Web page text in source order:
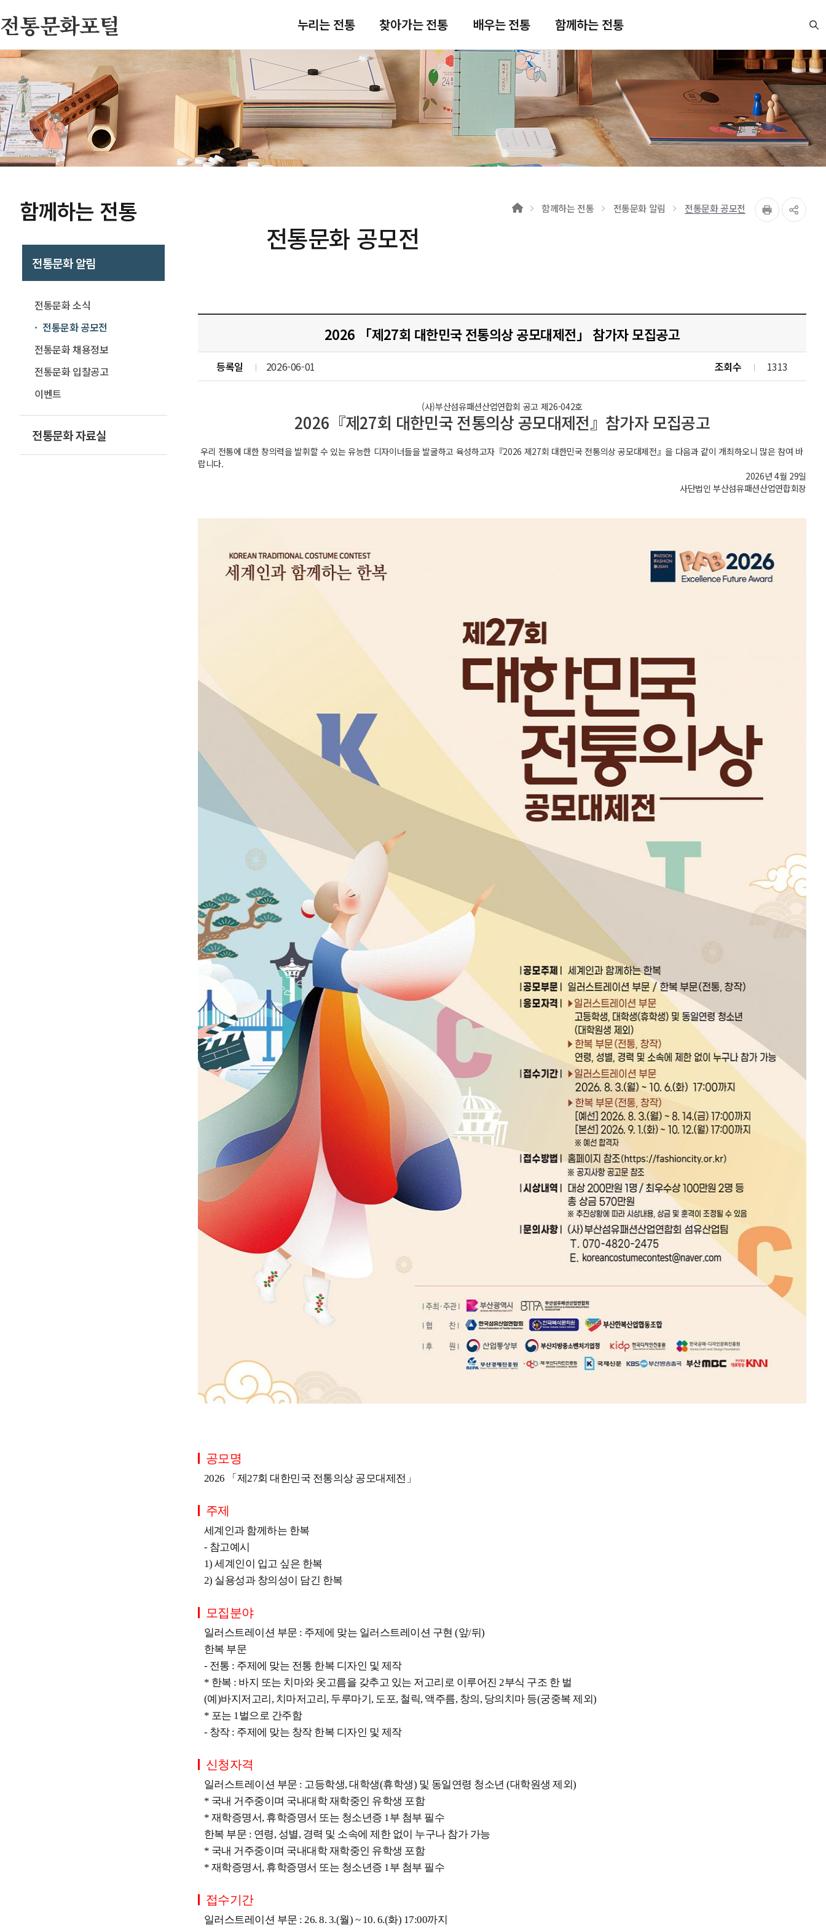
전통문화포털 누리는 전통 찾아가는 전통 배우는 전통 함께하는 전통
함께하는 전통
전통문화 알림
전통문화 소식
전통문화 공모전
전통문화 채용정보
전통문화 입찰공고
이벤트
전통문화 자료실
전통문화 공모전
함께하는 전통 전통문화 알림 전통문화 공모전
2026 「제27회 대한민국 전통의상 공모대제전」 참가자 모집공고
등록일 2026-06-01 조회수 1313
(사)부산섬유패션산업연합회 공고 제26-042호
2026『제27회 대한민국 전통의상 공모대제전』참가자 모집공고
우리 전통에 대한 창의력을 발휘할 수 있는 유능한 디자이너들을 발굴하고 육성하고자『2026 제27회 대한민국 전통의상 공모대제전』을 다음과 같이 개최하오니 많은 참여 바
랍니다.
2026년 4월 29일
사단법인 부산섬유패션산업연합회장
공모명
2026 「제27회 대한민국 전통의상 공모대제전」
주제
세계인과 함께하는 한복
- 참고예시
1) 세계인이 입고 싶은 한복
2) 실용성과 창의성이 담긴 한복
모집분야
일러스트레이션 부문 : 주제에 맞는 일러스트레이션 구현 (앞/뒤)
한복 부문
- 전통 : 주제에 맞는 전통 한복 디자인 및 제작
* 한복 : 바지 또는 치마와 옷고름을 갖추고 있는 저고리로 이루어진 2부식 구조 한 벌
(예)바지저고리, 치마저고리, 두루마기, 도포, 철릭, 액주름, 창의, 당의치마 등(궁중복 제외)
* 포는 1벌으로 간주함
- 창작 : 주제에 맞는 창작 한복 디자인 및 제작
신청자격
일러스트레이션 부문 : 고등학생, 대학생(휴학생) 및 동일연령 청소년 (대학원생 제외)
* 국내 거주중이며 국내대학 재학중인 유학생 포함
* 재학증명서, 휴학증명서 또는 청소년증 1부 첨부 필수
한복 부문 : 연령, 성별, 경력 및 소속에 제한 없이 누구나 참가 가능
* 국내 거주중이며 국내대학 재학중인 유학생 포함
* 재학증명서, 휴학증명서 또는 청소년증 1부 첨부 필수
접수기간
일러스트레이션 부문 : 26. 8. 3.(월) ~ 10. 6.(화) 17:00까지